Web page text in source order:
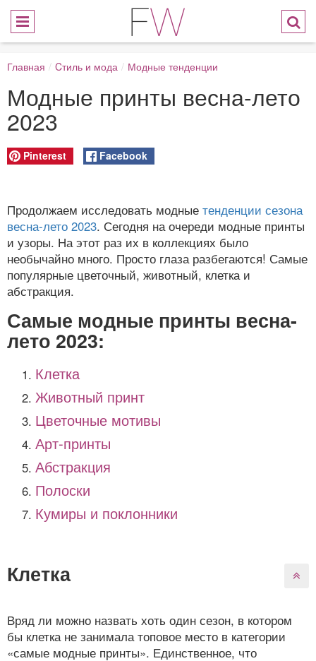
Главная / Cтиль и мода / Модные тенденции
Модные принты весна-лето
2023
Pinterest Facebook
Продолжаем исследовать модные тенденции сезона
весна-лето 2023. Сегодня на очереди модные принты
и узоры. На этот раз их в коллекциях было
необычайно много. Просто глаза разбегаются! Самые
популярные цветочный, животный, клетка и
абстракция.
Самые модные принты весна-
лето 2023:
Клетка
Животный принт
Цветочные мотивы
Арт-принты
Абстракция
Полоски
Кумиры и поклонники
Клетка
Вряд ли можно назвать хоть один сезон, в котором
бы клетка не занимала топовое место в категории
«самые модные принты». Единственное, что